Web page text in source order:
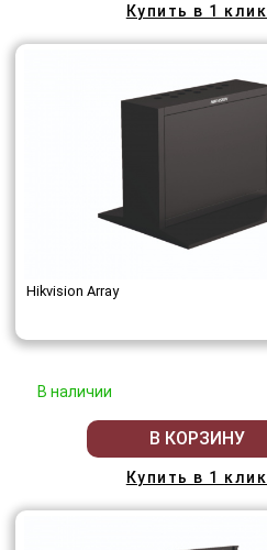
Купить в 1 клик
Hikvision Array
В наличии
В КОРЗИНУ
Купить в 1 клик